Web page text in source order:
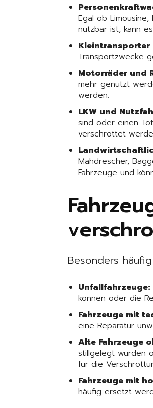
Egal ob
nutzbar ist, kann
Kleintransporter
Transportzwecke
Motorräder und
mehr genutzt
werden.
LKW und
sind oder einen
verschrottet
Mähdrescher,
Fahrzeuge und
Besonders
Unfallfahrzeuge:
können oder die
Fahrzeuge mit
eine Reparatur
Alte Fahrzeuge
stillgelegt wurden
für die
Fahrzeuge mit
häufig ersetzt